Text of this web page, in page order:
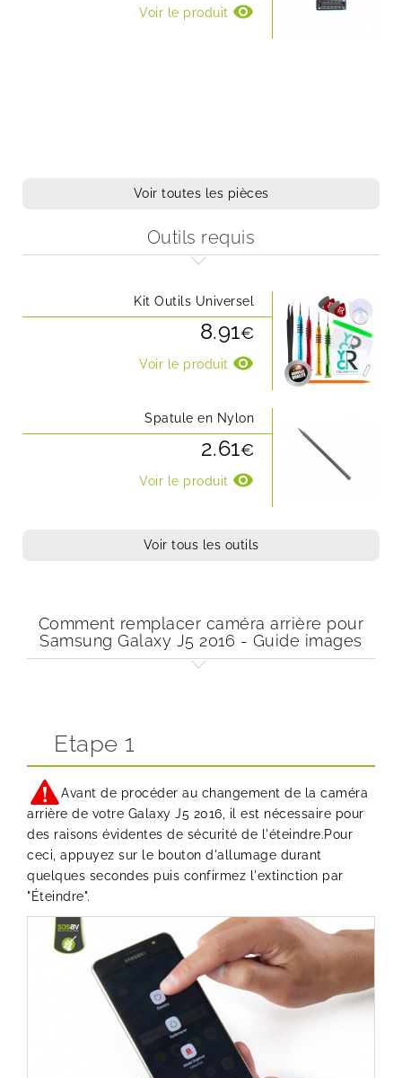
Voir le produit visibility
Voir toutes les pièces
Outils requis
Kit Outils Universel
8.91€
Voir le produit visibility
Spatule en Nylon
2.61€
Voir le produit visibility
Voir tous les outils
Comment remplacer caméra arrière pour
Samsung Galaxy J5 2016 - Guide images
Etape 1
Avant de procéder au changement de la caméra
arrière de votre Galaxy J5 2016, il est nécessaire pour
des raisons évidentes de sécurité de l'éteindre.Pour
ceci, appuyez sur le bouton d'allumage durant
quelques secondes puis confirmez l'extinction par
"Éteindre".